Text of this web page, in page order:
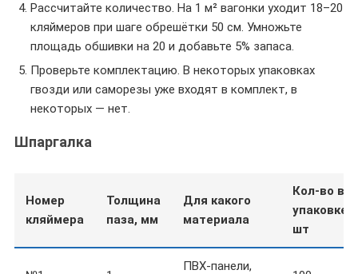
Рассчитайте количество. На 1 м² вагонки уходит 18–20
кляймеров при шаге обрешётки 50 см. Умножьте
площадь обшивки на 20 и добавьте 5% запаса.
Проверьте комплектацию. В некоторых упаковках
гвозди или саморезы уже входят в комплект, в
некоторых — нет.
Шпаргалка
Номер
кляймера
Толщина
паза, мм
Для какого
материала
Кол-во в
упаковке,
шт
ПВХ-панели,